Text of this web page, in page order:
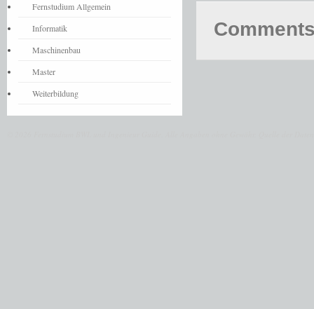
Fernstudium Allgemein
Informatik
Maschinenbau
Master
Weiterbildung